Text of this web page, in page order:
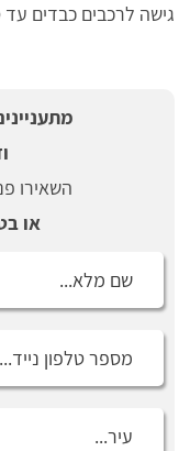
גישה לרכבים כבדים עד
השאירו
או